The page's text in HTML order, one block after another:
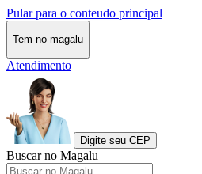
Pular para o conteudo principal
Tem no magalu
Atendimento
Digite seu CEP
Buscar no Magalu